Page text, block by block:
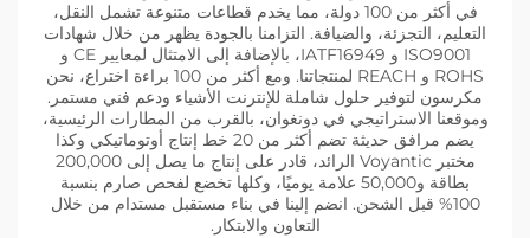
في أكثر من 100 دولة، مما يخدم قطاعات متنوعة تشمل النقل،
التعليم، التجزئة، والضيافة. التزامنا بالجودة يظهر من خلال شهادات
ISO9001 و IATF16949، بالإضافة إلى الامتثال لمعايير CE و
ROHS و REACH لمنتجاتنا. ومع أكثر من 100 براءة اختراع، نحن
مكرسون لتوفير حلول شاملة للإنترنت الأشياء ودعم فني مستمر.
وموقعنا الاستراتيجي في دونغوان، بالقرب من المطارات الرئيسية،
يضم مرافق حديثة تضم أكثر من 20 خط إنتاج أوتوماتيكي وكذا
مختبر Voyantic الرائد، قادر على إنتاج ما يصل إلى 200,000
بطاقة و50,000 علامة يوميًا، وكلها تخضع لفحص صارم بنسبة
100% قبل الشحن. انضم إلينا في بناء مستقبل مستدام من خلال
التعاون والابتكار.